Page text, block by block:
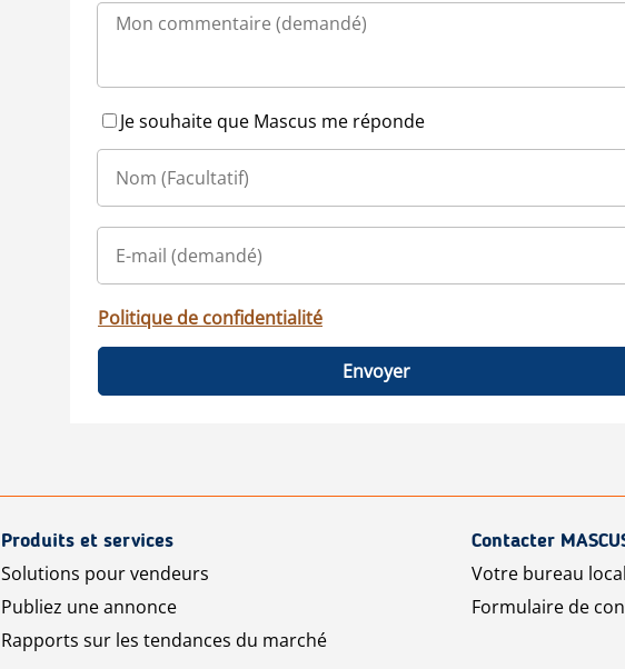
Je souhaite que Mascus me réponde
Politique de confidentialité
Envoyer
Produits et services
Solutions pour vendeurs
Publiez une annonce
Rapports sur les tendances du marché
Contacter
Votre bureau
Formulaire de